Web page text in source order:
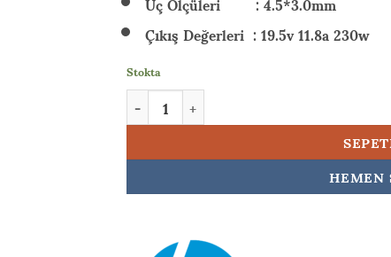
Çıkış Değerleri : 19.5v 11.8a 230w
Stokta
HP OMEN Gaming 16-wf1010nt